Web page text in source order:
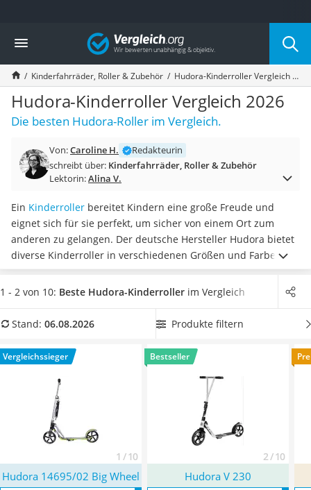
Die beliebtesten Vergleiche nach Kategorie
Kind & Baby
Babyphone mit 2 Kameras
Walkie-Talkie Kinder
Kindermatratzen
Babywippe
Rollschuhe für Kinder
Laufrad
Kinderschubkarre
Kinderuhr
Babyphone
Treppenschutzgitter
Kindersitz ab 4 Jahren
Kinderroller 3 Räder
Ferngesteuertes Auto
Kinderfahrradhelm
Kinder-Mikroskop
Ferngesteuerter Hubschrauber
Vergleich
Kinderfahrräder, Roller & Zubehör Hudora-Kinderroller Vergleich 2026
Hudora-Kinderroller Vergleich 2026
Die besten Hudora-Roller im Vergleich.
Von:Caroline H.
Redakteurin
schreibt über: Kinderfahrräder, Roller & Zubehör
Lektorin:Alina V.
Ein Kinderroller bereitet Kindern eine große Freude und
eignet sich für sie perfekt, um sicher von einem Ort zum
anderen zu gelangen. Der deutsche Hersteller Hudora bietet
diverse Kinderroller in verschiedenen Größen und Farben an.
Diverse Tests im Internet berichten, dassdie
höhenverstellbaren Lenker besonders praktischsind, da der
aus unserer Vergleichstabelle einenHudora-Kinderroller mit
werden kann. Überzeugt hat uns hier im August 2026
besonders das Modell
Hudora 14695/02 Big Wheel
seinen Eigenschaften.
1 - 2 von 10: Beste Hudora-Kinderroller im Vergleich
Stand: 06.08.2026 Produkte filtern
Vergleichssieger
1 / 10
Bestseller
2 / 10
Hudora 14695/02 Big Wheel Hudora V 230